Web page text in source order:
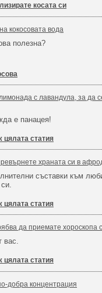
косата си
кокосовата вода
полезна?
с лавандула, за да
е панацея!
цялата статия
храната си в
съставки към
цялата статия
да приемате хороскопа
вас.
цялата статия
добра концентрация